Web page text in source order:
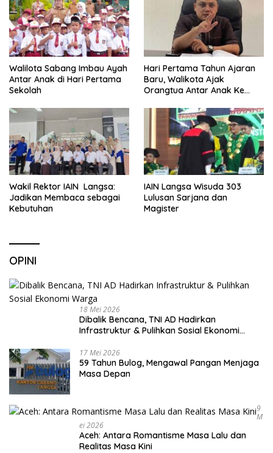
Walilota Sabang Imbau Ayah
Antar Anak di Hari Pertama
Sekolah
Hari Pertama Tahun Ajaran
Baru, Walikota Ajak
Orangtua Antar Anak Ke
Wakil Rektor IAIN Langsa:
Jadikan Membaca sebagai
Kebutuhan
IAIN Langsa Wisuda 303
Lulusan Sarjana dan
Magister
OPINI
18 Mei 2026
Dibalik Bencana, TNI AD Hadirkan
Infrastruktur & Pulihkan Sosial Ekonomi
17 Mei 2026
59 Tahun Bulog, Mengawal Pangan Menjaga
Masa Depan
9
M
Ei 2026
Aceh: Antara Romantisme Masa Lalu dan
Realitas Masa Kini